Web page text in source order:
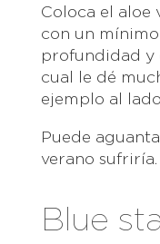
Coloca el aloe
con un
profundidad y
cual le dé
ejemplo al
Puede
verano sufriría.
Blue